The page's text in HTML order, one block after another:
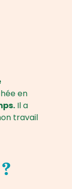
en
Il a
travail